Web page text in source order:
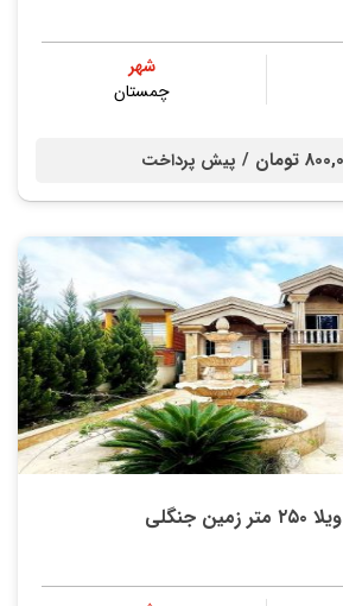
شهر
چمستان
تومان / پیش پرداخت
جنگلی